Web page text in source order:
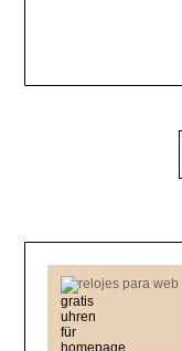
relojes para web